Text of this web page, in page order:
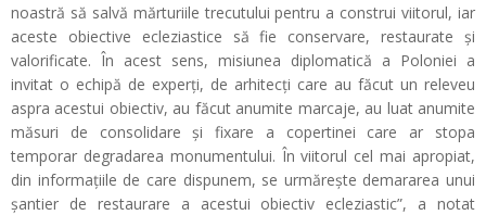
noastră să salvă mărturiile trecutului pentru a construi viitorul, iar
aceste obiective ecleziastice să fie conservare, restaurate și
valorificate. În acest sens, misiunea diplomatică a Poloniei a
invitat o echipă de experți, de arhitecți care au făcut un releveu
aspra acestui obiectiv, au făcut anumite marcaje, au luat anumite
măsuri de consolidare și fixare a copertinei care ar stopa
temporar degradarea monumentului. În viitorul cel mai apropiat,
din informațiile de care dispunem, se urmărește demararea unui
șantier de restaurare a acestui obiectiv ecleziastic”, a notat